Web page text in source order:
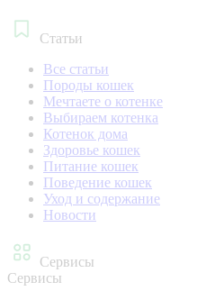
Статьи
Все статьи
Породы кошек
Мечтаете о котенке
Выбираем котенка
Котенок дома
Здоровье кошек
Питание кошек
Поведение кошек
Уход и содержание
Новости
Сервисы
Сервисы